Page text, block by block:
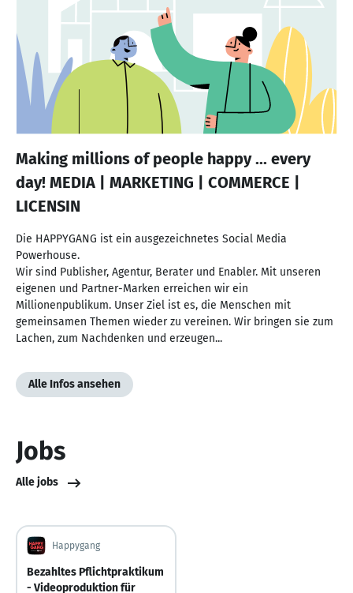
Making millions of people happy ... every
day! MEDIA | MARKETING | COMMERCE |
LICENSIN
Die HAPPYGANG ist ein ausgezeichnetes Social Media
Powerhouse.
Wir sind Publisher, Agentur, Berater und Enabler. Mit unseren
eigenen und Partner-Marken erreichen wir ein
Millionenpublikum. Unser Ziel ist es, die Menschen mit
gemeinsamen Themen wieder zu vereinen. Wir bringen sie zum
Lachen, zum Nachdenken und erzeugen...
Alle Infos ansehen
Jobs
Alle jobs
Happygang
Bezahltes Pflichtpraktikum
- Videoproduktion für